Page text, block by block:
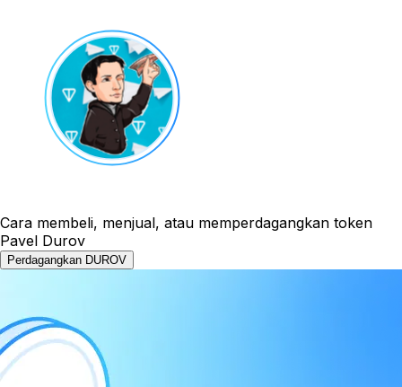
Cara membeli, menjual, atau memperdagangkan token
Pavel Durov
Perdagangkan DUROV